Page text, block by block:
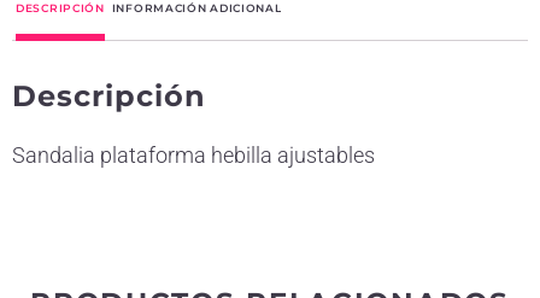
e
n
t
DESCRIPCIÓN INFORMACIÓN ADICIONAL
Descripción
Sandalia plataforma hebilla ajustables